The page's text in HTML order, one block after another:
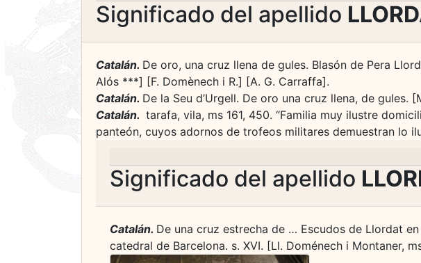
Significado del apellido
Catalán. De oro, una cruz llena de gules. Blasón de Pera
Alós ***] [F. Domènech i R.] [A. G. Carraffa].
Catalán. De la Seu d’Urgell. De oro una cruz llena, de gules.
Catalán.
tarafa, vila, ms 161, 450. “Familia muy ilustre
panteón, cuyos adornos de trofeos militares demuestran lo
Significado del apellido
Catalán. De una cruz estrecha de … Escudos de Llordat
catedral de Barcelona. s. XVI. [Ll. Doménech i Montaner,